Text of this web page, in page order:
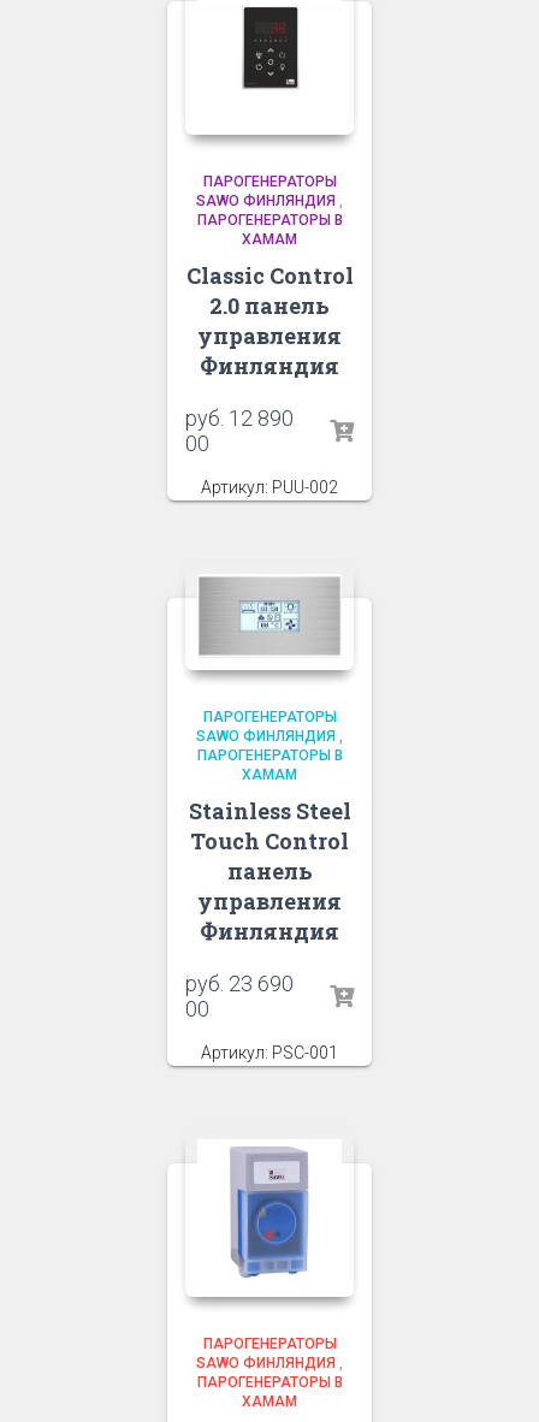
ПАРОГЕНЕРАТОРЫ
SAWO ФИНЛЯНДИЯ
ПАРОГЕНЕРАТОРЫ В
ХАМАМ
Classic Control
2.0 панель
управления
Финляндия
руб. 12 890
00
Артикул: PUU-002
ПАРОГЕНЕРАТОРЫ
SAWO ФИНЛЯНДИЯ ,
ПАРОГЕНЕРАТОРЫ В
ХАМАМ
Stainless Steel
Touch Control
панель
управления
Финляндия
руб. 23 690
00
Артикул: PSC-001
ПАРОГЕНЕРАТОРЫ
SAWO ФИНЛЯНДИЯ ,
ПАРОГЕНЕРАТОРЫ В
ХАМАМ